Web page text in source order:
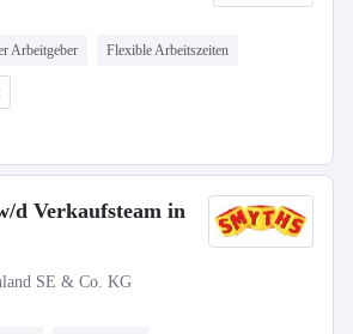
Arbeitgeber Flexible Arbeitszeiten
d Verkaufsteam in
SE & Co. KG